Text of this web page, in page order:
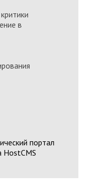
в
портал
HostCMS